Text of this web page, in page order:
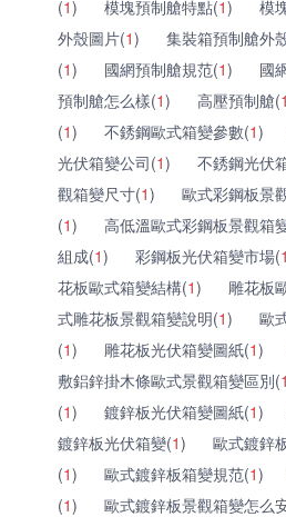
(1) 模塊預制艙特點(1) 模
外殼圖片(1) 集裝箱預制艙外
(1) 國網預制艙規范(1) 國
預制艙怎么樣(1) 高壓預制艙(1
(1) 不銹鋼歐式箱變參數(1)
光伏箱變公司(1) 不銹鋼光伏
觀箱變尺寸(1) 歐式彩鋼板景
(1) 高低溫歐式彩鋼板景觀箱
組成(1) 彩鋼板光伏箱變市場(1
花板歐式箱變結構(1) 雕花板
式雕花板景觀箱變說明(1) 歐
(1) 雕花板光伏箱變圖紙(1)
敷鋁鋅掛木條歐式景觀箱變區別(1
(1) 鍍鋅板光伏箱變圖紙(1)
鍍鋅板光伏箱變(1) 歐式鍍鋅
(1) 歐式鍍鋅板箱變規范(1)
(1) 歐式鍍鋅板景觀箱變怎么